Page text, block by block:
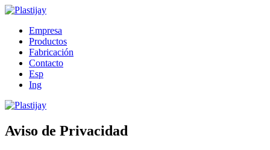
Empresa
Productos
Fabricación
Contacto
Esp
Ing
Aviso de Privacidad